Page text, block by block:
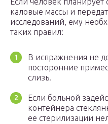
каловые массы и
исследований, ему
таких правил:
В испражнения не
посторонние
слизь.
Если больной
контейнера
ее стерилизации